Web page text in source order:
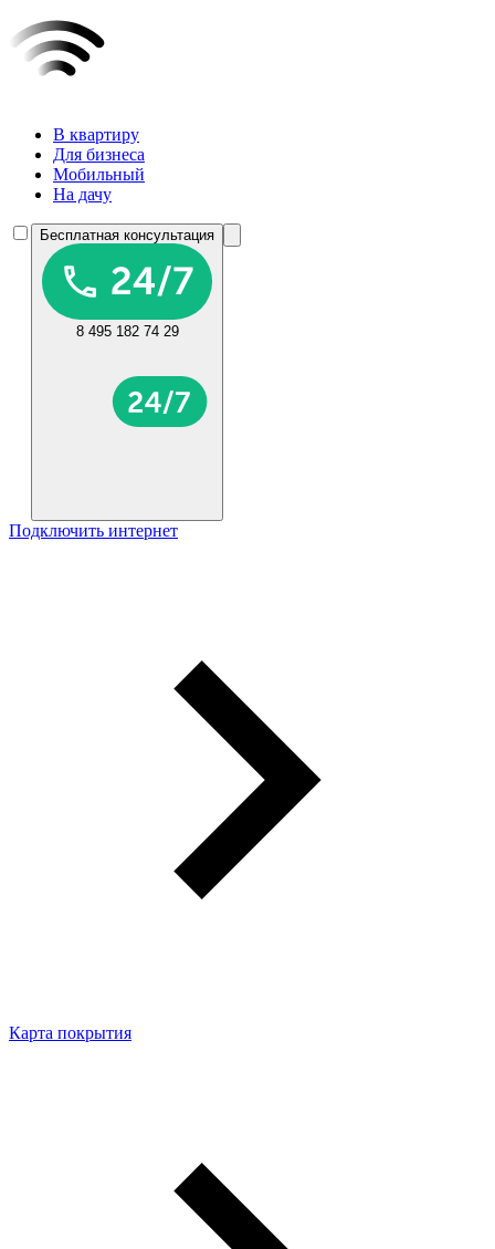
В квартиру
Для бизнеса
Мобильный
На дачу
Бесплатная консультация
8 495 182 74 29
Подключить интернет
Карта покрытия